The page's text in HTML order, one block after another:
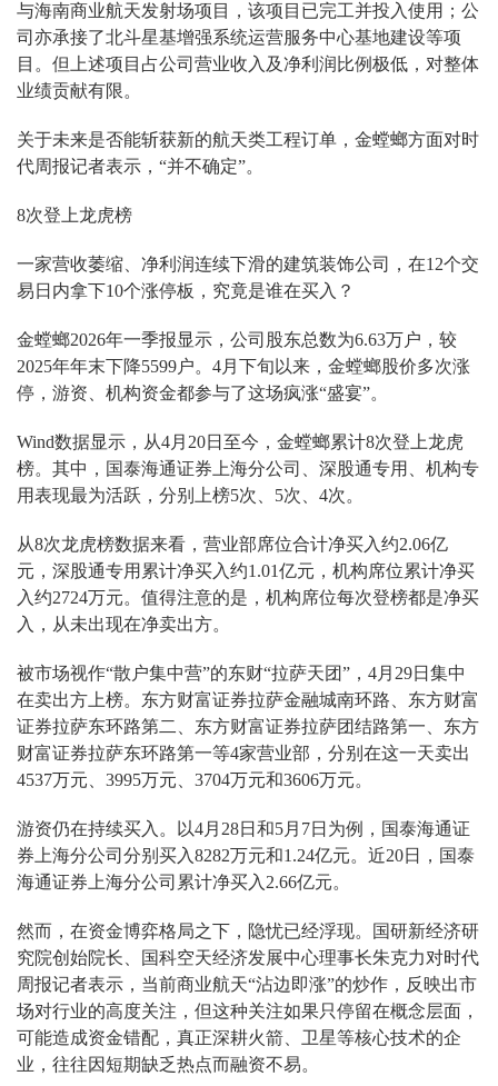
与海南商业航天发射场项目，该项目已完工并投入使用；公
司亦承接了北斗星基增强系统运营服务中心基地建设等项
目。但上述项目占公司营业收入及净利润比例极低，对整体
业绩贡献有限。
关于未来是否能斩获新的航天类工程订单，金螳螂方面对时
代周报记者表示，“并不确定”。
8次登上龙虎榜
一家营收萎缩、净利润连续下滑的建筑装饰公司，在12个交
易日内拿下10个涨停板，究竟是谁在买入？
金螳螂2026年一季报显示，公司股东总数为6.63万户，较
2025年年末下降5599户。4月下旬以来，金螳螂股价多次涨
停，游资、机构资金都参与了这场疯涨“盛宴”。
Wind数据显示，从4月20日至今，金螳螂累计8次登上龙虎
榜。其中，国泰海通证券上海分公司、深股通专用、机构专
用表现最为活跃，分别上榜5次、5次、4次。
从8次龙虎榜数据来看，营业部席位合计净买入约2.06亿
元，深股通专用累计净买入约1.01亿元，机构席位累计净买
入约2724万元。值得注意的是，机构席位每次登榜都是净买
入，从未出现在净卖出方。
被市场视作“散户集中营”的东财“拉萨天团”，4月29日集中
在卖出方上榜。东方财富证券拉萨金融城南环路、东方财富
证券拉萨东环路第二、东方财富证券拉萨团结路第一、东方
财富证券拉萨东环路第一等4家营业部，分别在这一天卖出
4537万元、3995万元、3704万元和3606万元。
游资仍在持续买入。以4月28日和5月7日为例，国泰海通证
券上海分公司分别买入8282万元和1.24亿元。近20日，国泰
海通证券上海分公司累计净买入2.66亿元。
然而，在资金博弈格局之下，隐忧已经浮现。国研新经济研
究院创始院长、国科空天经济发展中心理事长朱克力对时代
周报记者表示，当前商业航天“沾边即涨”的炒作，反映出市
场对行业的高度关注，但这种关注如果只停留在概念层面，
可能造成资金错配，真正深耕火箭、卫星等核心技术的企
业，往往因短期缺乏热点而融资不易。